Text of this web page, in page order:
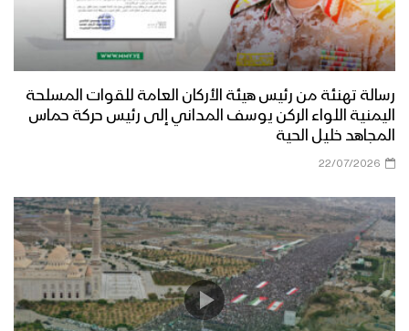
رسالة تهنئة من رئيس هيئة الأركان العامة للقوات المسلحة
اليمنية اللواء الركن يوسف المداني إلى رئيس حركة حماس
المجاهد خليل الحية
22/07/2026